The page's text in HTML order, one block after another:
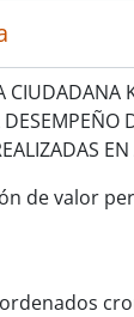
CIUDADANA
DESEMPEÑO
de valor